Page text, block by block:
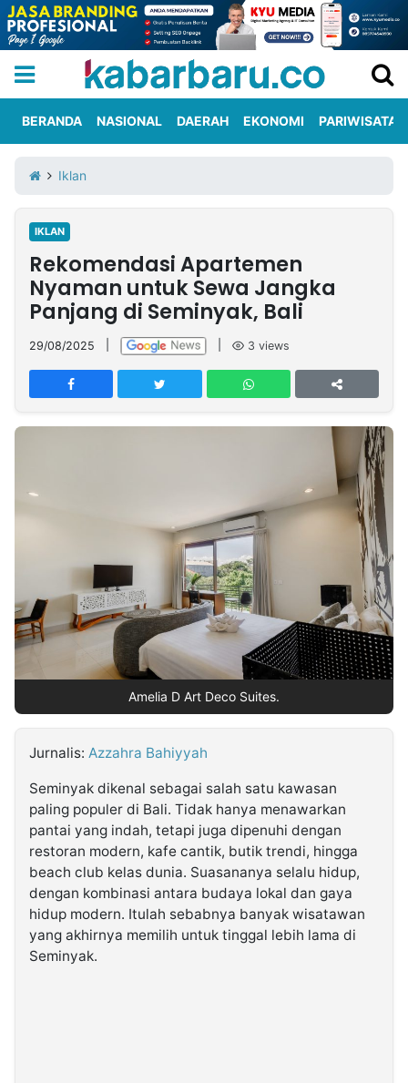
Iklan
Berita
Kami
Nasional
International
Olahraga
Entertainment
Daerah
Pariwisata
Kuliner
Kolom
Network
PT
TREETAN
INDONESIA
Partner
Follow
Kabarbaru
Kabarbaru.co
2026
Kabarbaru
BERANDA NASIONAL DAERAH EKONOMI PARIWISATA
Iklan
IKLAN
Rekomendasi Apartemen
Nyaman untuk Sewa Jangka
Panjang di Seminyak, Bali
29/08/2025 3 views
Amelia D Art Deco Suites.
Jurnalis: Azzahra Bahiyyah
Seminyak dikenal sebagai salah satu kawasan
paling populer di Bali. Tidak hanya menawarkan
pantai yang indah, tetapi juga dipenuhi dengan
restoran modern, kafe cantik, butik trendi, hingga
beach club kelas dunia. Suasananya selalu hidup,
dengan kombinasi antara budaya lokal dan gaya
hidup modern. Itulah sebabnya banyak wisatawan
yang akhirnya memilih untuk tinggal lebih lama di
Seminyak.